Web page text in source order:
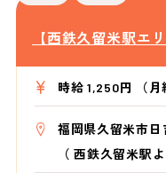
【西鉄久留米駅エ
時給 1,250円 （月
福岡県久留米市日
（西鉄久留米